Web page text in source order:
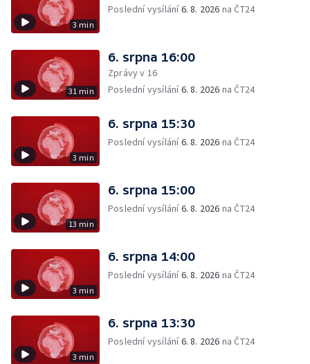
3 min
Poslední vysílání6. 8. 2026 na ČT24
31 min
6. srpna 16:00
Zprávy v 16
Poslední vysílání6. 8. 2026 na ČT24
3 min
6. srpna 15:30
Poslední vysílání6. 8. 2026 na ČT24
13 min
6. srpna 15:00
Poslední vysílání6. 8. 2026 na ČT24
3 min
6. srpna 14:00
Poslední vysílání6. 8. 2026 na ČT24
3 min
6. srpna 13:30
Poslední vysílání6. 8. 2026 na ČT24